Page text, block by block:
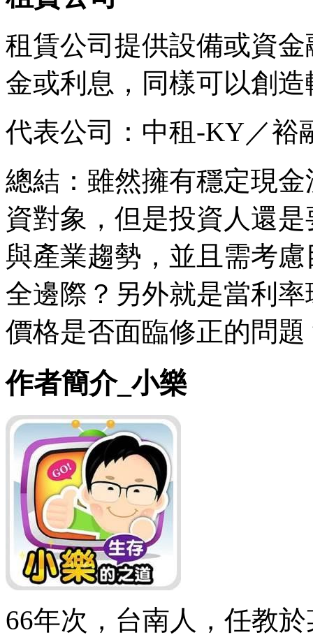
租賃公司提供設備或資
金或利息，同樣可以創
代表公司：中租-KY／裕
總結：雖然擁有穩定現
資對象，但是投資人還
與產業趨勢，並且需考
全邊際？另外就是當利
價格是否面臨修正的問題
作者簡介_小樂
66年次，台南人，任教